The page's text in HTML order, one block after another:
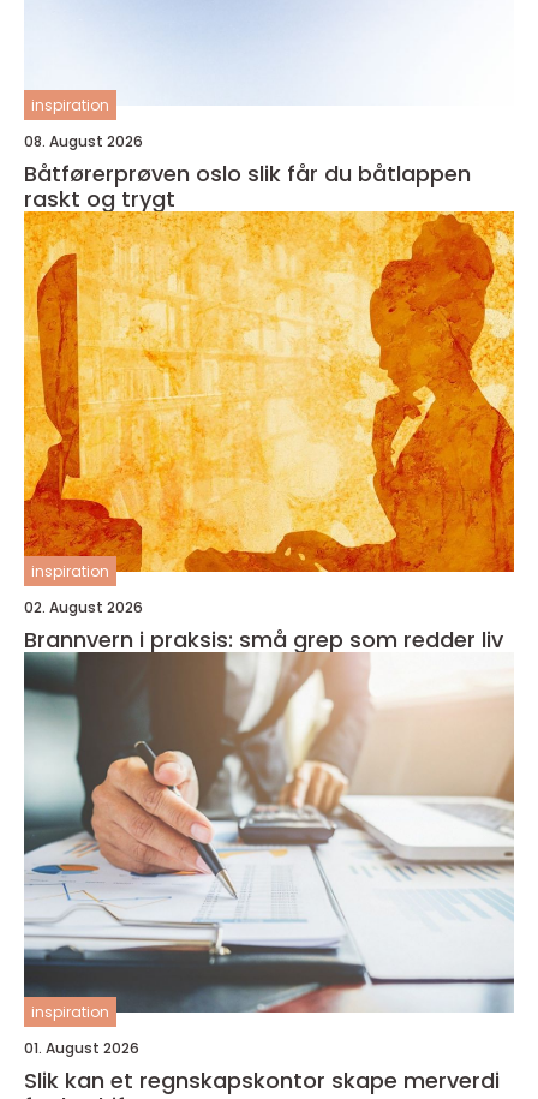
inspiration
08. August 2026
Båtførerprøven oslo slik får du båtlappen
raskt og trygt
inspiration
02. August 2026
Brannvern i praksis: små grep som redder liv
inspiration
01. August 2026
Slik kan et regnskapskontor skape merverdi